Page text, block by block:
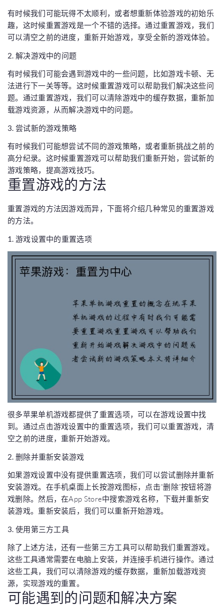
有时候我们可能玩得不太顺利，或者想重新体验游戏的初始乐
趣，这时候重置游戏是一个不错的选择。通过重置游戏，我们
可以清空之前的进度，重新开始游戏，享受全新的游戏体验。
2. 解决游戏中的问题
有时候我们可能会遇到游戏中的一些问题，比如游戏卡顿、无
法进行下一关等等。这时候重置游戏可以帮助我们解决这些问
题。通过重置游戏，我们可以清除游戏中的缓存数据，重新加
载游戏资源，从而解决游戏中的问题。
3. 尝试新的游戏策略
有时候我们可能想尝试不同的游戏策略，或者重新挑战之前的
高分纪录。这时候重置游戏可以帮助我们重新开始，尝试新的
游戏策略，提高游戏技巧。
重置游戏的方法
重置游戏的方法因游戏而异，下面将介绍几种常见的重置游戏
的方法。
1. 游戏设置中的重置选项
很多苹果单机游戏都提供了重置选项，可以在游戏设置中找
到。通过点击游戏设置中的重置选项，我们可以重置游戏，清
空之前的进度，重新开始游戏。
2. 删除并重新安装游戏
如果游戏设置中没有提供重置选项，我们可以尝试删除并重新
安装游戏。在手机桌面上长按游戏图标，点击“删除”按钮将游
戏删除。然后，在App Store中搜索游戏名称，下载并重新安
装游戏。重新安装后，我们可以重新开始游戏。
3. 使用第三方工具
除了上述方法，还有一些第三方工具可以帮助我们重置游戏。
这些工具通常需要在电脑上安装，并连接手机进行操作。通过
这些工具，我们可以清除游戏的缓存数据，重新加载游戏资
源，实现游戏的重置。
可能遇到的问题和解决方案